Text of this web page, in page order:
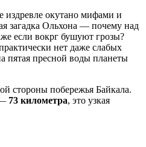
издревле окутано мифами и
загадка Ольхона — почему над
если вокрг бушуют грозы?
нет даже слабых
пятая пресной воды планеты
стороны побережья Байкала.
73 километра, это узкая